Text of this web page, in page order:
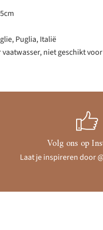
Puglia, Italië
niet geschikt
Volg ons op
Laat je inspireren door